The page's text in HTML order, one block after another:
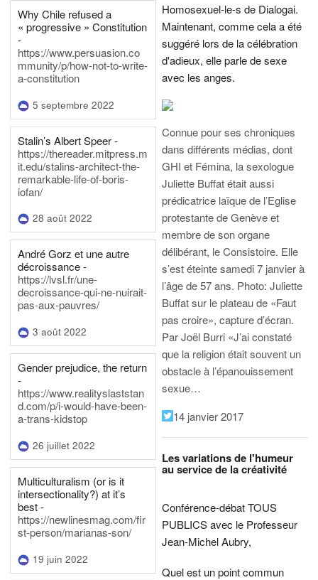
Why Chile refused a
« progressive » Constitution
-
https://www.persuasion.co
mmunity/p/how-not-to-write-
a-constitution
5 septembre 2022
Stalin’s Albert Speer -
https://thereader.mitpress.m
it.edu/stalins-architect-the-
remarkable-life-of-boris-
iofan/
28 août 2022
André Gorz et une autre
décroissance -
https://lvsl.fr/une-
decroissance-qui-ne-nuirait-
pas-aux-pauvres/
3 août 2022
Gender prejudice, the return
-
https://www.realityslaststan
d.com/p/i-would-have-been-
a-trans-kidstop
26 juillet 2022
Multiculturalism (or is it
intersectionality?) at it’s
best -
https://newlinesmag.com/fir
st-person/marianas-son/
19 juin 2022
Homosexuel-le-s de Dialogai.
Maintenant, comme cela a été
suggéré lors de la célébration
d'adieux, elle parle de sexe
avec les anges.
Connue pour ses chroniques
dans différents médias, dont
GHI et Fémina, la sexologue
Juliette Buffat était aussi
prédicatrice laïque de l’Eglise
protestante de Genève et
membre de son organe
délibérant, le Consistoire. Elle
s’est éteinte samedi 7 janvier à
l’âge de 57 ans. Photo: Juliette
Buffat sur le plateau de «Faut
pas croire», capture d’écran.
Par Joël Burri «J’ai constaté
que la religion était souvent un
obstacle à l’épanouissement
sexue…
14 janvier 2017
Les variations de l'humeur
au service de la créativité
Conférence-débat TOUS
PUBLICS avec le Professeur
Jean-Michel Aubry,
Quel est un point commun